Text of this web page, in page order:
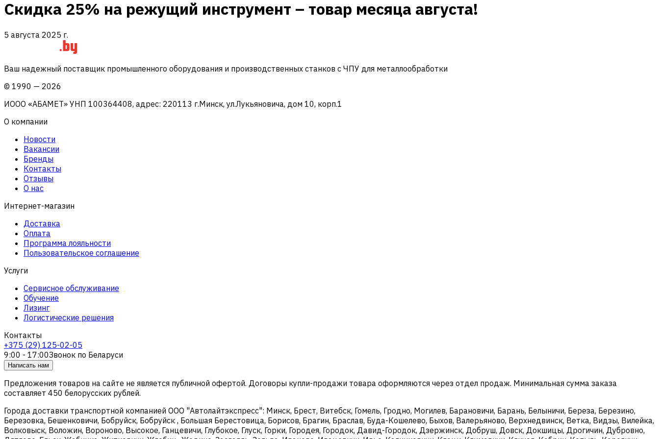
Скидка 25% на режущий инструмент – товар месяца августа!
5 августа 2025 г.
Ваш надежный поставщик промышленного оборудования и производственных станков с ЧПУ для металлообработки
© 1990 — 2026
ИООО «АБАМЕТ» УНП 100364408, адрес: 220113 г.Минск, ул.Лукьяновича, дом 10, корп.1
О компании
Новости
Вакансии
Бренды
Контакты
Отзывы
О нас
Интернет-магазин
Доставка
Оплата
Программа лояльности
Пользовательское соглашение
Услуги
Сервисное обслуживание
Обучение
Лизинг
Логистические решения
Контакты
+375 (29) 125-02-05
9:00 - 17:00Звонок по Беларуси
Написать нам
Предложения товаров на сайте не является публичной офертой. Договоры купли-продажи товара оформляются через отдел продаж. Минимальная сумма заказа
составляет 450 белорусских рублей.
Города доставки транспортной компанией ООО "Автолайтэкспресс": Минск, Брест, Витебск, Гомель, Гродно, Могилев, Барановичи, Барань, Белыничи, Береза, Березино,
Березовка, Бешенковичи, Бобруйск, Бобруйск , Большая Берестовица, Борисов, Брагин, Браслав, Буда-Кошелево, Быхов, Валерьяново, Верхнедвинск, Ветка, Видзы, Вилейка,
Волковыск, Воложин, Вороново, Высокое, Ганцевичи, Глубокое, Глуск, Горки, Городея, Городок, Давид-Городок, Дзержинск, Добруш, Довск, Докшицы, Дрогичин, Дубровно,